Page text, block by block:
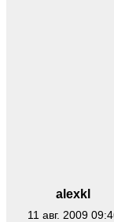
alexkl
11 авг. 2009